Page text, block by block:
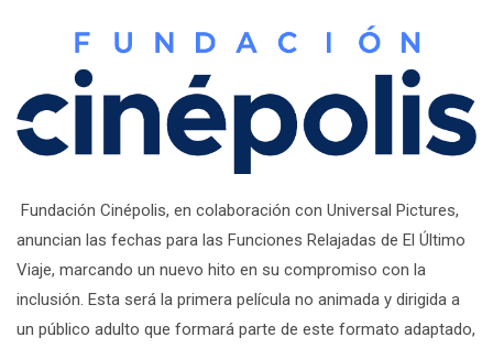
Fundación Cinépolis, en colaboración con Universal Pictures,
anuncian las fechas para las Funciones Relajadas de El Último
Viaje, marcando un nuevo hito en su compromiso con la
inclusión. Esta será la primera película no animada y dirigida a
un público adulto que formará parte de este formato adaptado,